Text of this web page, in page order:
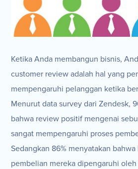
Ketika Anda membangun bisnis,
customer review adalah hal yang
mempengaruhi pelanggan ketika
Menurut data survey dari Zendesk,
bahwa review positif mengenai
sangat mempengaruhi proses
Sedangkan 86% menyatakan
pembelian mereka dipengaruhi